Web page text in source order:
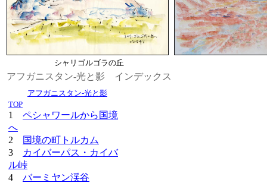
シャリゴルゴラの丘
アフガニスタン-光と影 インデックス
アフガニスタン-光と影
TOP
1 ペシャワールから国境
へ
2
国境の町トルカム
3
カイバーパス・カイバ
ル峠
4 バーミヤン渓谷